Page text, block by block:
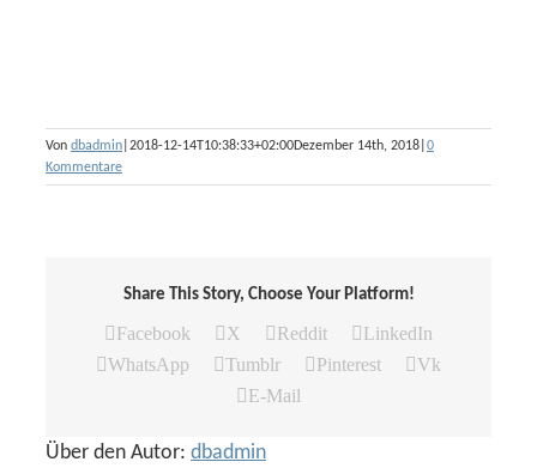
Von dbadmin 2018-12-14T10:38:33+02:00Dezember 14th, 2018 0
Kommentare
Share This Story, Choose Your Platform!
Facebook X Reddit
LinkedIn
WhatsApp
Tumblr Pinterest
Vk
E-Mail
Über den Autor: dbadmin